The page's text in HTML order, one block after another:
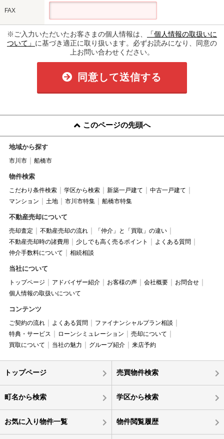
FAX
※ご入力いただいたお客さまの個人情報は、
「個人情報の取扱いに
ついて」 に基づき適正に取り扱います。必ずお読みになり、同意の
上お問い合わせください。
同意して送信する
このページの先頭へ
地域から探す
市川市 船橋市
物件検索
こだわり条件検索 学区から検索 新築一戸建て
中古一戸建て
マンション
土地 市川市特集 船橋市特集
不動産売却について
売却査定 不動産売却の流れ
「仲介」と「買取」の違い
不動産売却時の諸費用
少しでも高く売るポイント
よくある質問
仲介手数料について
相続相談
当社について
トップページ アドバイザー紹介 お客様の声 会社概要
お問合せ
個人情報の取扱いについて
コンテンツ
ご契約の流れ よくある質問
ファイナンシャルプラン相談
特典・サービス
ローンシミュレーション
売却について
買取について
当社の魅力 グループ紹介 来店予約
トップページ 売買物件検索
町名から検索 学区から検索
お気に入り物件一覧 物件閲覧履歴